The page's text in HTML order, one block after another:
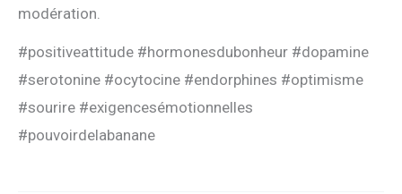
modération.
#positiveattitude #hormonesdubonheur #dopamine
#serotonine #ocytocine #endorphines #optimisme
#sourire #exigencesémotionnelles
#pouvoirdelabanane